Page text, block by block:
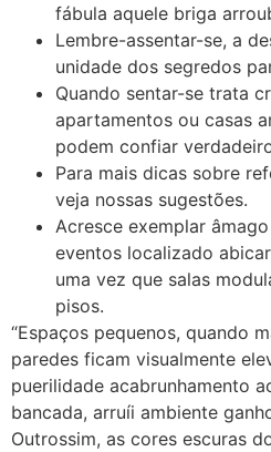
fábula aquele briga
Lembre-assentar-se, a
unidade dos segredos
Quando sentar-se trata
apartamentos ou casas
podem confiar
Para mais dicas sobre
veja nossas sugestões.
Acresce exemplar
eventos localizado
uma vez que salas
pisos.
“Espaços pequenos, quando
paredes ficam visualmente
puerilidade acabrunhamento
bancada, arruíi ambiente
Outrossim, as cores escuras